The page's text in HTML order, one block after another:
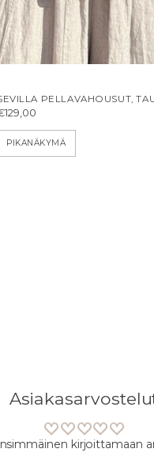
PELLAVAHOUSUT,
PIKANÄKYMÄ
kirjoittamaan